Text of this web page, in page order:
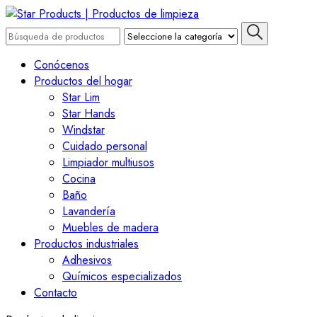
Saltar
al
contenido
(presiona
Intro)
Star Products | Productos
de limpieza
Buscar
por:
Conócenos
Productos del hogar
Star Lim
Star Hands
Windstar
Cuidado personal
Limpiador multiusos
Cocina
Baño
Lavandería
Muebles de madera
Productos industriales
Adhesivos
Químicos especializados
Contacto